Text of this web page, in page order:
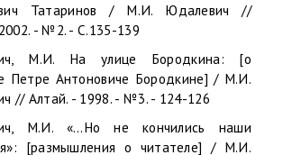
Татаринов / М.И. Юдалевич //
- №2. - С.135-139
М.И. На улице Бородкина: [о
Петре Антоновиче Бородкине] / М.И.
// Алтай. - 1998. - №3. - 124-126
М.И. «…Но не кончились наши
[размышления о читателе] / М.И.